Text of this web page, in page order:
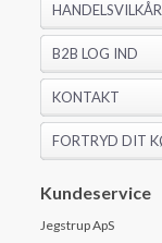
HANDELSVILKÅR
B2B LOG IND
KONTAKT
FORTRYD DIT
Kundeservice
Jegstrup ApS